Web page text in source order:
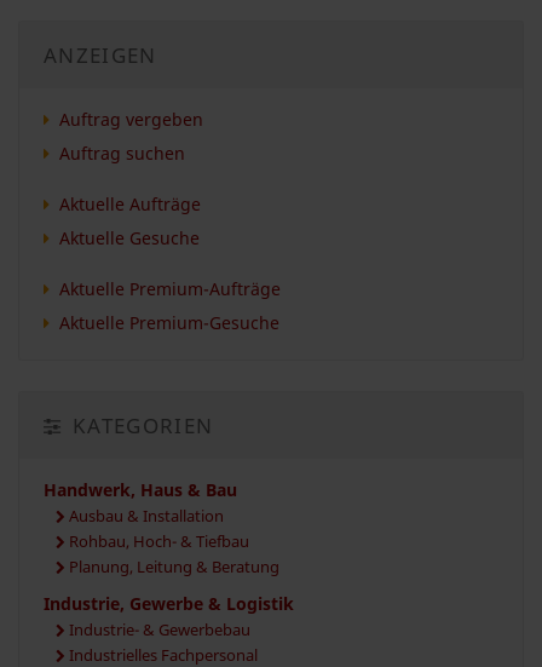
ANZEIGEN
Auftrag vergeben
Auftrag suchen
Aktuelle Aufträge
Aktuelle Gesuche
Aktuelle Premium-Aufträge
Aktuelle Premium-Gesuche
KATEGORIEN
Handwerk, Haus & Bau
Ausbau & Installation
Rohbau, Hoch- & Tiefbau
Planung, Leitung & Beratung
Industrie, Gewerbe & Logistik
Industrie- & Gewerbebau
Industrielles Fachpersonal